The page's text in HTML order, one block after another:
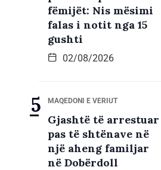
fëmijët: Nis mësimi
falas i notit nga 15
gushti
02/08/2026
MAQEDONI E VERIUT
Gjashtë të arrestuar
pas të shtënave në
një aheng familjar
në Dobërdoll